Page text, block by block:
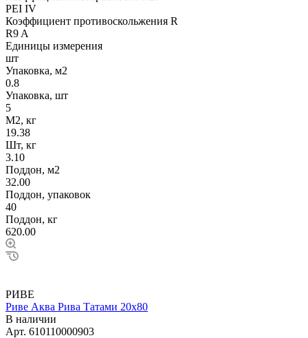
PEI IV
Коэффициент противоскольжения R
R9 A
Единицы измерения
шт
Упаковка, м2
0.8
Упаковка, шт
5
М2, кг
19.38
Шт, кг
3.10
Поддон, м2
32.00
Поддон, упаковок
40
Поддон, кг
620.00
РИВЕ
Риве Аква Рива Татами 20х80
В наличии
Арт. 610110000903